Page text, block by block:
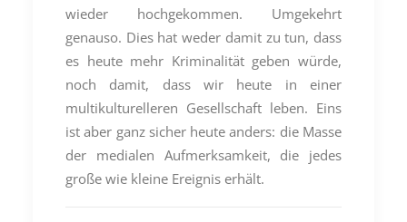
wieder hochgekommen. Umgekehrt
genauso. Dies hat weder damit zu tun, dass
es heute mehr Kriminalität geben würde,
noch damit, dass wir heute in einer
multikulturelleren Gesellschaft leben. Eins
ist aber ganz sicher heute anders: die Masse
der medialen Aufmerksamkeit, die jedes
große wie kleine Ereignis erhält.